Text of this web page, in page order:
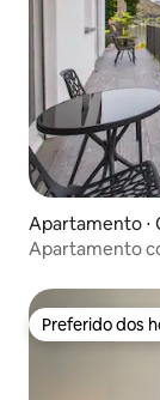
Apartamento ⋅
Apartamento
Preferido dos
Preferido dos